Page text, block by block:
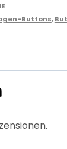
Buttons,